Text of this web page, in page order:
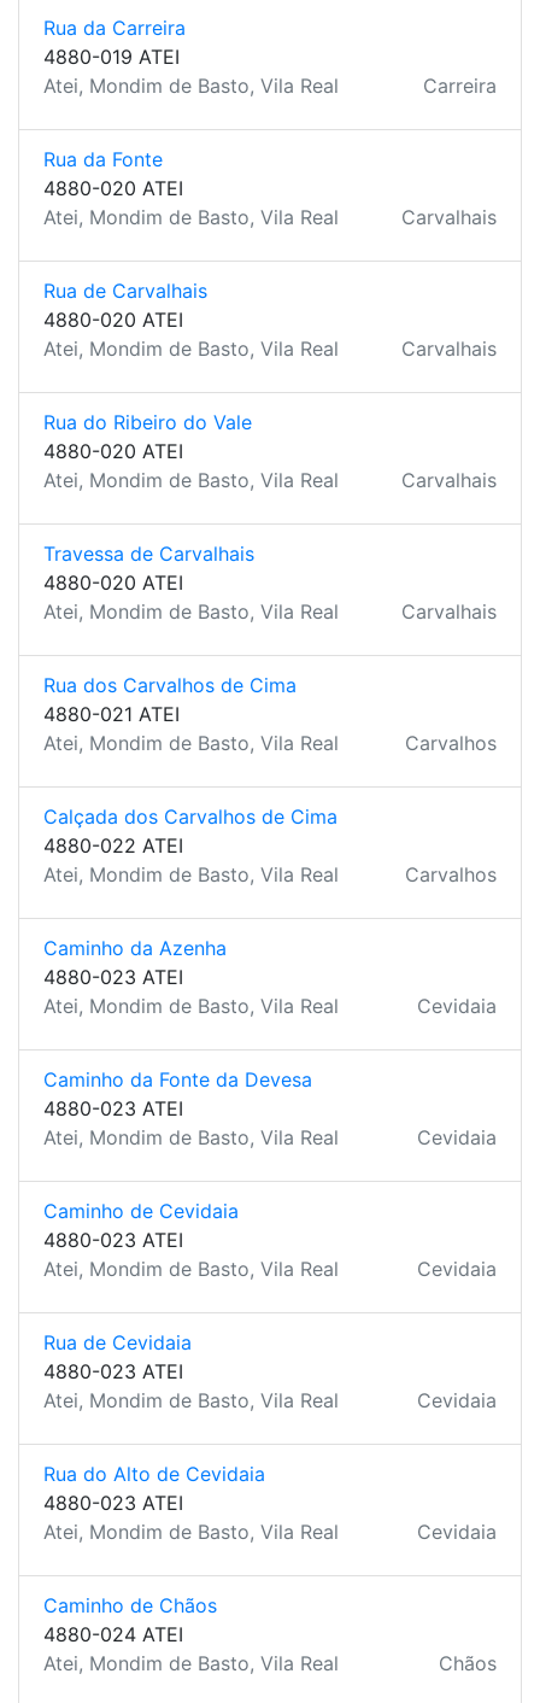
Rua da Carreira
4880-019 ATEI
Atei, Mondim de Basto, Vila Real
Carreira
Rua da Fonte
4880-020 ATEI
Atei, Mondim de Basto, Vila Real
Carvalhais
Rua de Carvalhais
4880-020 ATEI
Atei, Mondim de Basto, Vila Real
Carvalhais
Rua do Ribeiro do Vale
4880-020 ATEI
Atei, Mondim de Basto, Vila Real
Carvalhais
Travessa de Carvalhais
4880-020 ATEI
Atei, Mondim de Basto, Vila Real
Carvalhais
Rua dos Carvalhos de Cima
4880-021 ATEI
Atei, Mondim de Basto, Vila Real
Carvalhos
Calçada dos Carvalhos de Cima
4880-022 ATEI
Atei, Mondim de Basto, Vila Real
Carvalhos
Caminho da Azenha
4880-023 ATEI
Atei, Mondim de Basto, Vila Real
Cevidaia
Caminho da Fonte da Devesa
4880-023 ATEI
Atei, Mondim de Basto, Vila Real
Cevidaia
Caminho de Cevidaia
4880-023 ATEI
Atei, Mondim de Basto, Vila Real
Cevidaia
Rua de Cevidaia
4880-023 ATEI
Atei, Mondim de Basto, Vila Real
Cevidaia
Rua do Alto de Cevidaia
4880-023 ATEI
Atei, Mondim de Basto, Vila Real
Cevidaia
Caminho de Chãos
4880-024 ATEI
Atei, Mondim de Basto, Vila Real
Chãos